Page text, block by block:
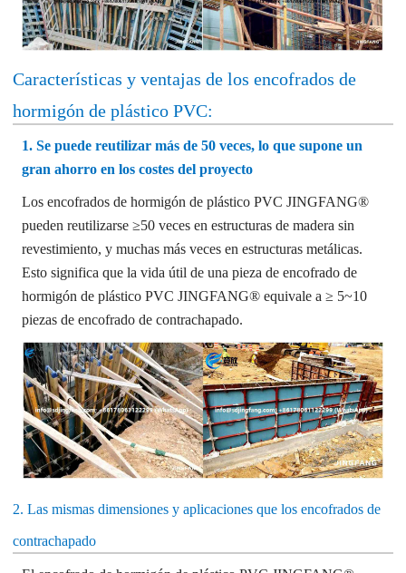
Características y ventajas de los encofrados de
hormigón de plástico PVC:
1. Se puede reutilizar más de 50 veces, lo que supone un
gran ahorro en los costes del proyecto
Los encofrados de hormigón de plástico PVC JINGFANG®
pueden reutilizarse ≥50 veces en estructuras de madera sin
revestimiento, y muchas más veces en estructuras metálicas.
Esto significa que la vida útil de una pieza de encofrado de
hormigón de plástico PVC JINGFANG® equivale a ≥ 5~10
piezas de encofrado de contrachapado.
2. Las mismas dimensiones y aplicaciones que los encofrados de
contrachapado